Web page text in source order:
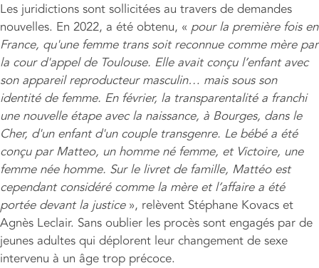
Les juridictions sont sollicitées au travers de demandes
nouvelles. En 2022, a été obtenu, « pour la première fois en
France, qu'une femme trans soit reconnue comme mère par
la cour d'appel de Toulouse. Elle avait conçu l’enfant avec
son appareil reproducteur masculin… mais sous son
identité de femme. En février, la transparentalité a franchi
une nouvelle étape avec la naissance, à Bourges, dans le
Cher, d'un enfant d'un couple transgenre. Le bébé a été
conçu par Matteo, un homme né femme, et Victoire, une
femme née homme. Sur le livret de famille, Mattéo est
cependant considéré comme la mère et l’affaire a été
portée devant la justice », relèvent Stéphane Kovacs et
Agnès Leclair. Sans oublier les procès sont engagés par de
jeunes adultes qui déplorent leur changement de sexe
intervenu à un âge trop précoce.